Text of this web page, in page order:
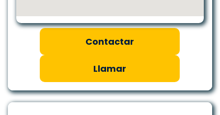
Contactar
Llamar